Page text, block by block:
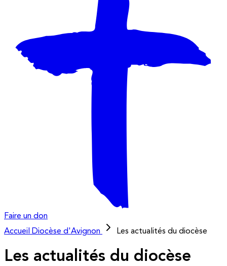
Faire un don
Accueil
Diocèse d'Avignon Les actualités du diocèse
Les actualités du diocèse